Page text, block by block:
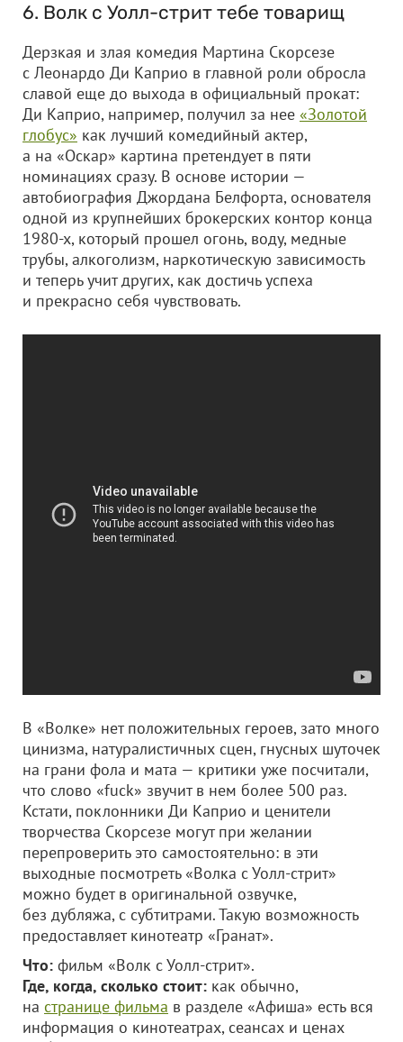
6. Волк с Уолл-стрит тебе товарищ
Дерзкая и злая комедия Мартина Скорсезе
с Леонардо Ди Каприо в главной роли обросла
славой еще до выхода в официальный прокат:
Ди Каприо, например, получил за нее «Золотой
глобус» как лучший комедийный актер,
а на «Оскар» картина претендует в пяти
номинациях сразу. В основе истории —
автобиография Джордана Белфорта, основателя
одной из крупнейших брокерских контор конца
1980-х, который прошел огонь, воду, медные
трубы, алкоголизм, наркотическую зависимость
и теперь учит других, как достичь успеха
и прекрасно себя чувствовать.
В «Волке» нет положительных героев, зато много
цинизма, натуралистичных сцен, гнусных шуточек
на грани фола и мата — критики уже посчитали,
что слово «fuck» звучит в нем более 500 раз.
Кстати, поклонники Ди Каприо и ценители
творчества Скорсезе могут при желании
перепроверить это самостоятельно: в эти
выходные посмотреть «Волка с Уолл-стрит»
можно будет в оригинальной озвучке,
без дубляжа, с субтитрами. Такую возможность
предоставляет кинотеатр «Гранат».
Что: фильм «Волк с Уолл-стрит».
Где, когда, сколько стоит: как обычно,
на странице фильма в разделе «Афиша» есть вся
информация о кинотеатрах, сеансах и ценах